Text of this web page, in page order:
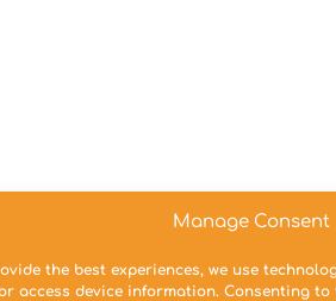
Manage Consent
the best experiences, we use
access device information. Consenting to